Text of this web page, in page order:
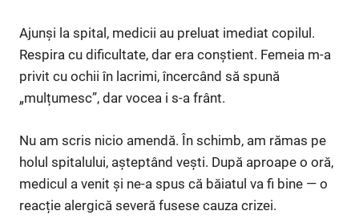
Ajunși la spital, medicii au preluat imediat copilul.
Respira cu dificultate, dar era conștient. Femeia m-a
privit cu ochii în lacrimi, încercând să spună
„mulțumesc”, dar vocea i s-a frânt.
Nu am scris nicio amendă. În schimb, am rămas pe
holul spitalului, așteptând vești. După aproape o oră,
medicul a venit și ne-a spus că băiatul va fi bine — o
reacție alergică severă fusese cauza crizei.